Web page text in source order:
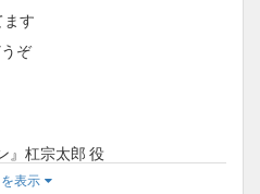
ます
ぞ
』杠宗太郎 役
リドー 影の回廊』……K 役
表示